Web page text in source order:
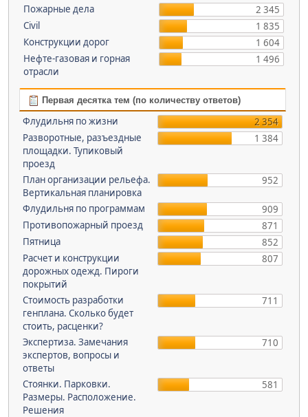
Пожарные дела
2 345
Civil
1 835
Конструкции дорог
1 604
Нефте-газовая и горная
отрасли
1 496
Первая десятка тем (по количеству ответов)
Флудильня по жизни
2 354
Разворотные, разъездные
площадки. Тупиковый
проезд
1 384
План организации рельефа.
Вертикальная планировка
952
Флудильня по программам
909
Противопожарный проезд
871
Пятница
852
Расчет и конструкции
дорожных одежд. Пироги
покрытий
807
Стоимость разработки
генплана. Сколько будет
стоить, расценки?
711
Экспертиза. Замечания
экспертов, вопросы и
ответы
710
Стоянки. Парковки.
Размеры. Расположение.
Решения
581